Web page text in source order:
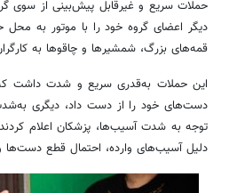
حملات سریع و غیرقابل پیش‌بینی از سوی
دیگر اعضای گروه خود را با موتور به محل
قمه‌های بزرگ، شمشیرها و چاقوها به
این حملات به‌قدری سریع و شدت داشت که
دست‌های خود را از دست داد، دیگری
توجه به شدت آسیب‌ها، پزشکان اعلام
دلیل آسیب‌های وارده، احتمال قطع دست‌ها